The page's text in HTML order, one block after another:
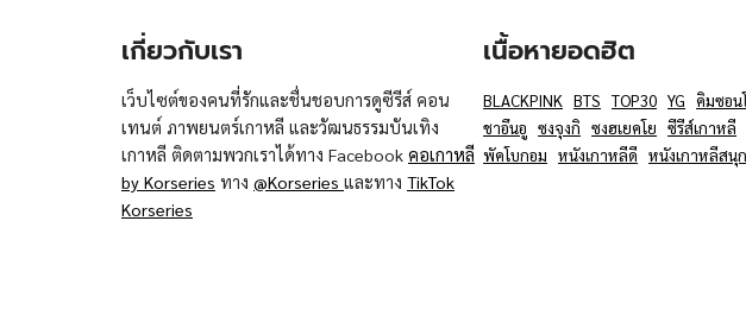
เกี่ยวกับเรา
เว็บไซต์ของคนที่รักและชื่นชอบการดูซีรีส์ คอน
เทนต์ ภาพยนตร์เกาหลี และวัฒนธรรมบันเทิง
เกาหลี ติดตามพวกเราได้ทาง Facebook คอเกาหลี
by Korseries ทาง @Korseries และทาง TikTok
Korseries
เนื้อหายอดฮิต
BLACKPINK BTS TOP30 YG คิมซอน
ชาอึนอู ซงจุงกิ ซงฮเยคโย ซีรีส์เกาหลี
พัคโบกอม หนังเกาหลีดี หนังเกาหลีสนุก